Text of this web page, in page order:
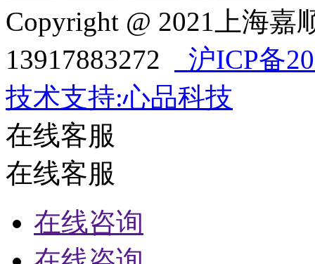
Copyright @ 2021上海
13917883272
沪ICP备
技术支持:心品科技
在线客服
在线客服
在线咨询